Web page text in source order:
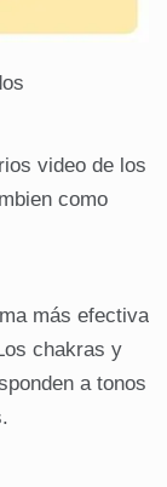
video de los
como
más efectiva
chakras y
a tonos